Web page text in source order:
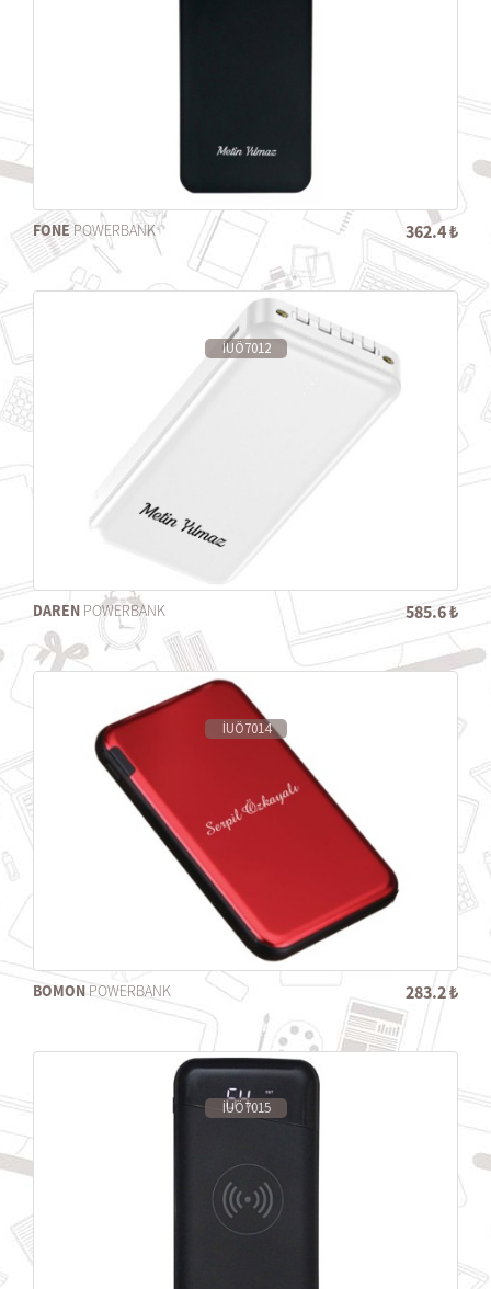
FONEPOWERBANK 362.4 ₺
İUÖ7012
DAREN POWERBANK 585.6 ₺
İUÖ7014
BOMON POWERBANK 283.2 ₺
İUÖ7015